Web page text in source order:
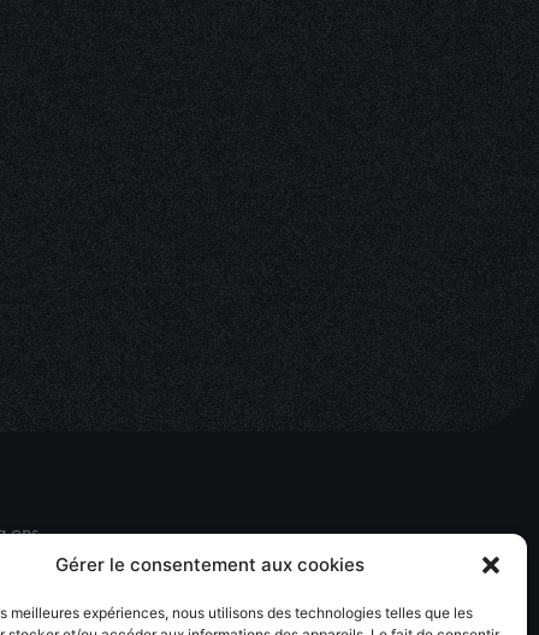
Gérer le consentement aux cookies
meilleures expériences, nous utilisons des technologies telles que les
ons